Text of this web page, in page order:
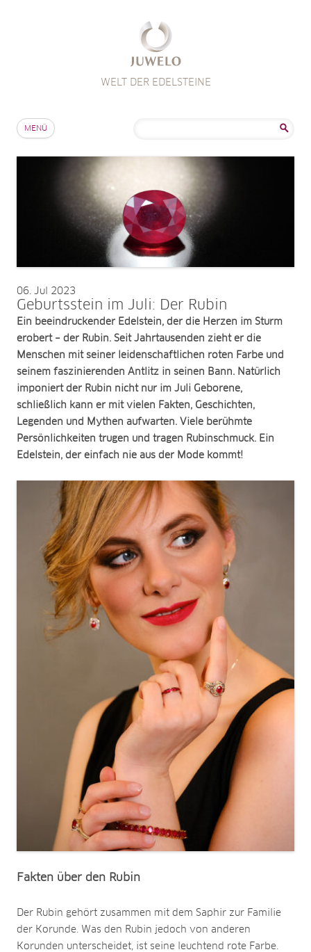
WELT DER EDELSTEINE
MENÜ
06 Jul 2023
Geburtsstein im Juli: Der Rubin
Ein beeindruckender Edelstein, der die Herzen im Sturm
erobert – der Rubin. Seit Jahrtausenden zieht er die
Menschen mit seiner leidenschaftlichen roten Farbe und
seinem faszinierenden Antlitz in seinen Bann. Natürlich
imponiert der Rubin nicht nur im Juli Geborene,
schließlich kann er mit vielen Fakten, Geschichten,
Legenden und Mythen aufwarten. Viele berühmte
Persönlichkeiten trugen und tragen Rubinschmuck. Ein
Edelstein, der einfach nie aus der Mode kommt!
Fakten über den Rubin
Der Rubin gehört zusammen mit dem Saphir zur Familie
der Korunde. Was den Rubin jedoch von anderen
Korunden unterscheidet, ist seine leuchtend rote Farbe.